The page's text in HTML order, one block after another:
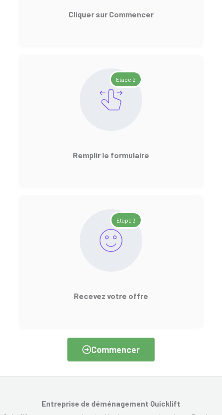
Cliquer sur Commencer
Etape 2
Remplir le formulaire
Etape 3
Recevez votre offre
Commencer
Entreprise de déménagement Quicklift